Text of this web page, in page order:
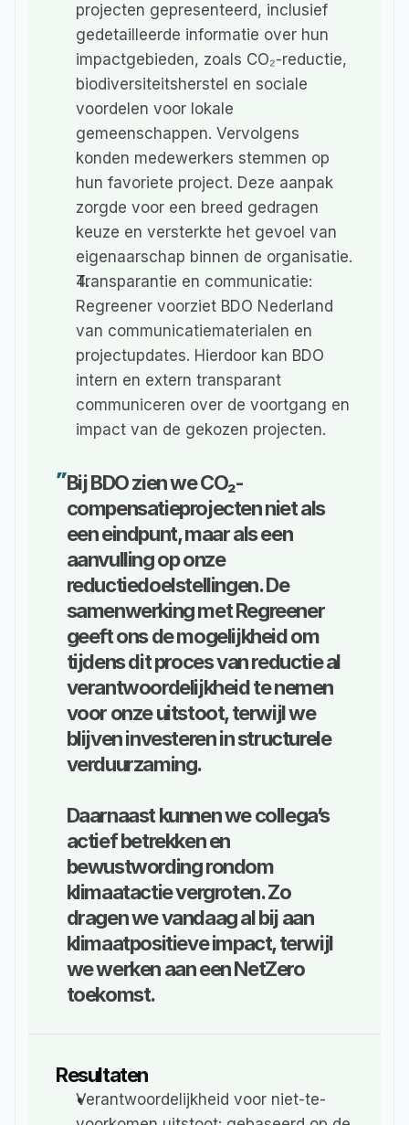
projecten gepresenteerd, inclusief
gedetailleerde informatie over hun
impactgebieden, zoals CO₂-reductie,
biodiversiteitsherstel en sociale
voordelen voor lokale
gemeenschappen. Vervolgens
konden medewerkers stemmen op
hun favoriete project. Deze aanpak
zorgde voor een breed gedragen
keuze en versterkte het gevoel van
eigenaarschap binnen de organisatie.
Regreener voorziet BDO Nederland
van communicatiematerialen en
projectupdates. Hierdoor kan BDO
intern en extern transparant
communiceren over de voortgang en
impact van de gekozen projecten.
"Bij BDO zien we CO₂-
compensatieprojecten niet als
een eindpunt, maar als een
aanvulling op onze
reductiedoelstellingen. De
samenwerking met Regreener
geeft ons de mogelijkheid om
tijdens dit proces van reductie al
verantwoordelijkheid te nemen
voor onze uitstoot, terwijl we
blijven investeren in structurele
verduurzaming.
Daarnaast kunnen we collega’s
actief betrekken en
bewustwording rondom
klimaatactie vergroten. Zo
dragen we vandaag al bij aan
klimaatpositieve impact, terwijl
we werken aan een NetZero
toekomst.
Resultaten
Verantwoordelijkheid voor niet-te-